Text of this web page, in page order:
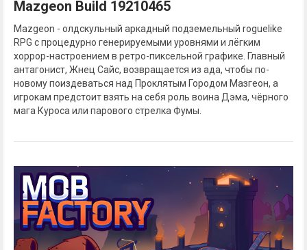
Mazgeon Build 19210465
Mazgeon - олдскульный аркадный подземельный roguelike
RPG с процедурно генерируемыми уровнями и лёгким
хоррор-настроением в ретро-пиксельной графике. Главный
антагонист, Жнец Сайс, возвращается из ада, чтобы по-
новому поиздеваться над Проклятым Городом Мазгеон, а
игрокам предстоит взять на себя роль воина Дэма, чёрного
мага Куроса или парового стрелка Фумы.